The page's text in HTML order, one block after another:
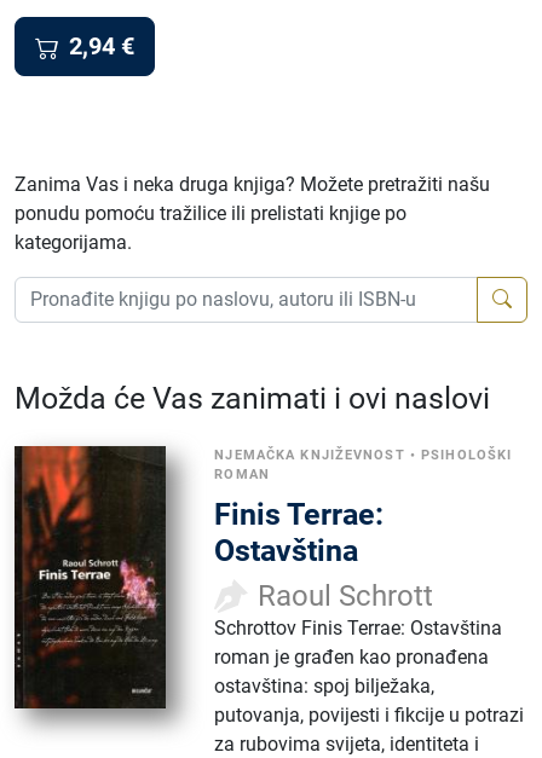
2,94 €
Zanima Vas i neka druga knjiga? Možete pretražiti našu
ponudu pomoću tražilice ili prelistati knjige po
kategorijama.
Možda će Vas zanimati i ovi naslovi
NJEMAČKA KNJIŽEVNOST • PSIHOLOŠKI
ROMAN
Finis Terrae:
Ostavština
Raoul Schrott
Schrottov Finis Terrae: Ostavština
roman je građen kao pronađena
ostavština: spoj bilježaka,
putovanja, povijesti i fikcije u potrazi
za rubovima svijeta, identiteta i